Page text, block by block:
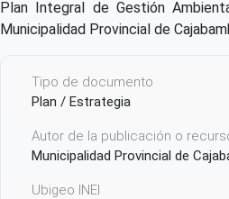
Plan Integral de Gestión
Municipalidad Provincial de
Tipo de documento
Plan / Estrategia
Autor de la publicación o
Municipalidad Provincial de
Ubigeo INEI